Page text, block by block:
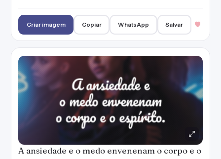
Criar imagem Copiar WhatsApp Salvar
A ansiedade e o medo envenenam o corpo e o